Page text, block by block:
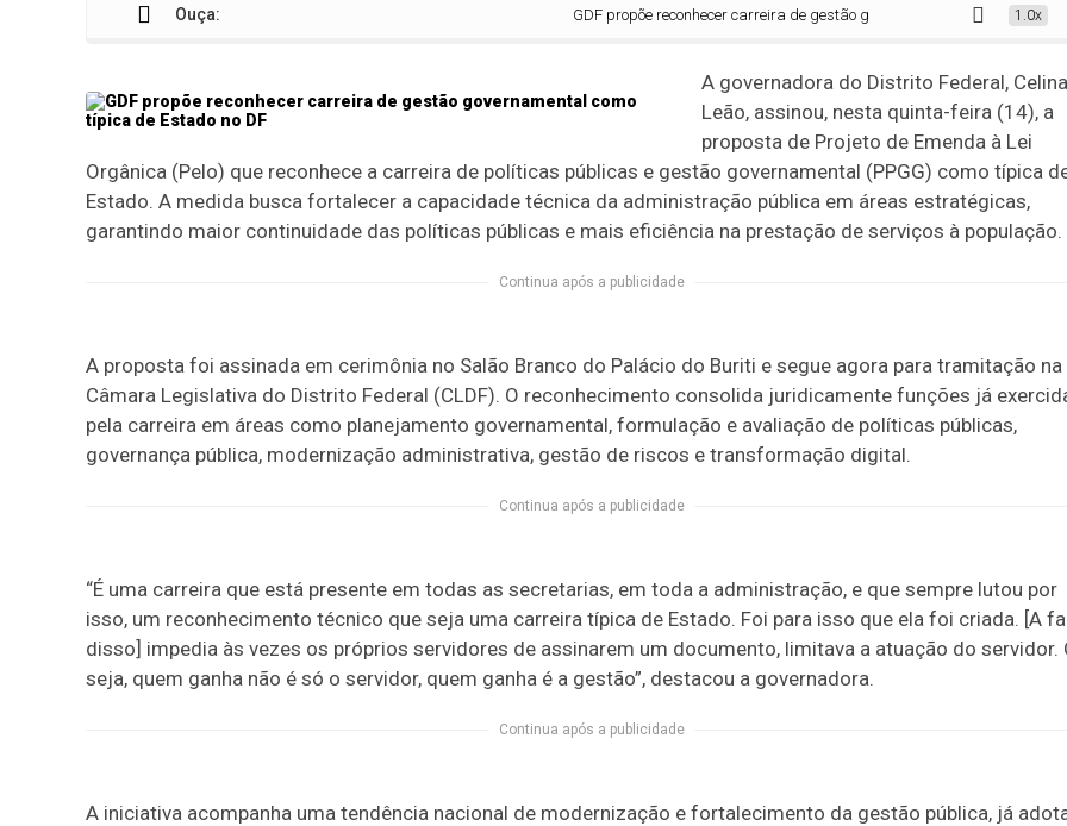
Ouça: GDF propõe reconhecer carreira de gestão governamental como típica de Estado
1.0x
A governadora do Distrito Federal, Celina
Leão, assinou, nesta quinta-feira (14), a
proposta de Projeto de Emenda à Lei
Orgânica (Pelo) que reconhece a carreira de políticas públicas e gestão governamental (PPGG) como típica
Estado. A medida busca fortalecer a capacidade técnica da administração pública em áreas estratégicas,
garantindo maior continuidade das políticas públicas e mais eficiência na prestação de serviços à população.
Continua após a publicidade
A proposta foi assinada em cerimônia no Salão Branco do Palácio do Buriti e segue agora para tramitação na
Câmara Legislativa do Distrito Federal (CLDF). O reconhecimento consolida juridicamente funções já
pela carreira em áreas como planejamento governamental, formulação e avaliação de políticas públicas,
governança pública, modernização administrativa, gestão de riscos e transformação digital.
Continua após a publicidade
“É uma carreira que está presente em todas as secretarias, em toda a administração, e que sempre lutou por
isso, um reconhecimento técnico que seja uma carreira típica de Estado. Foi para isso que ela foi criada. [A
disso] impedia às vezes os próprios servidores de assinarem um documento, limitava a atuação do servidor.
seja, quem ganha não é só o servidor, quem ganha é a gestão”, destacou a governadora.
Continua após a publicidade
A iniciativa acompanha uma tendência nacional de modernização e fortalecimento da gestão pública, já